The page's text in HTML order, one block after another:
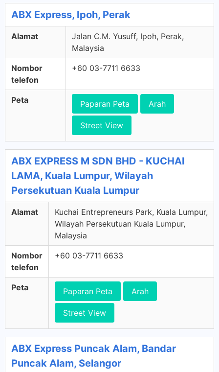
ABX Express, Ipoh, Perak
Alamat
Jalan C.M. Yusuff, Ipoh, Perak,
Malaysia
Nombor
telefon
+60 03-7711 6633
Peta Paparan Peta Arah
Street View
ABX EXPRESS M SDN BHD - KUCHAI
LAMA, Kuala Lumpur, Wilayah
Persekutuan Kuala Lumpur
Alamat
Kuchai Entrepreneurs Park, Kuala Lumpur,
Wilayah Persekutuan Kuala Lumpur,
Malaysia
Nombor
telefon
+60 03-7711 6633
Peta Paparan Peta Arah
Street View
ABX Express Puncak Alam, Bandar
Puncak Alam, Selangor